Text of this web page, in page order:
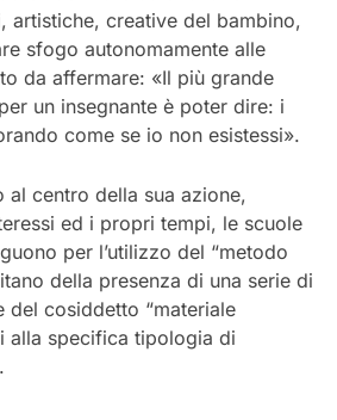
artistiche, creative del bambino,
sfogo autonomamente alle
da affermare: «Il più grande
un insegnante è poter dire: i
come se io non esistessi».
al centro della sua azione,
ed i propri tempi, le scuole
per l’utilizzo del “metodo
della presenza di una serie di
del cosiddetto “materiale
alla specifica tipologia di